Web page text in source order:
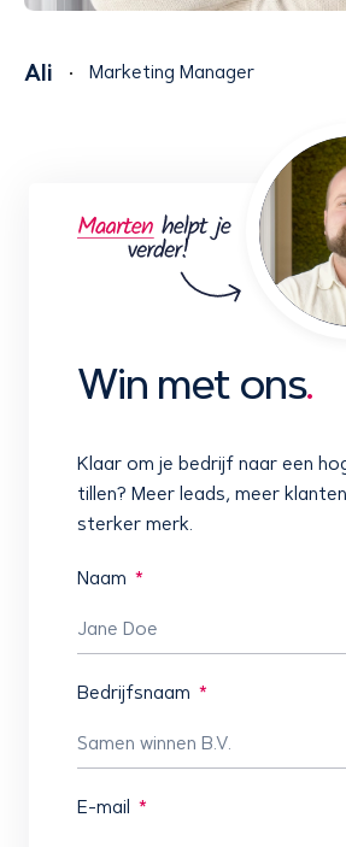
Ali Marketing Manager
Win met ons.
Klaar om je bedrijf naar een
tillen? Meer leads, meer
sterker merk.
Naam
Bedrijfsnaam
E-mail